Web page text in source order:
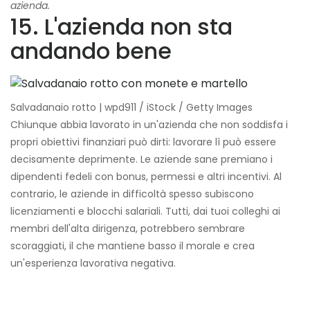
azienda.
15. L'azienda non sta
andando bene
Salvadanaio rotto | wpd911 / iStock / Getty Images
Chiunque abbia lavorato in un'azienda che non soddisfa i
propri obiettivi finanziari può dirti: lavorare lì può essere
decisamente deprimente. Le aziende sane premiano i
dipendenti fedeli con bonus, permessi e altri incentivi. Al
contrario, le aziende in difficoltà spesso subiscono
licenziamenti e blocchi salariali. Tutti, dai tuoi colleghi ai
membri dell'alta dirigenza, potrebbero sembrare
scoraggiati, il che mantiene basso il morale e crea
un'esperienza lavorativa negativa.